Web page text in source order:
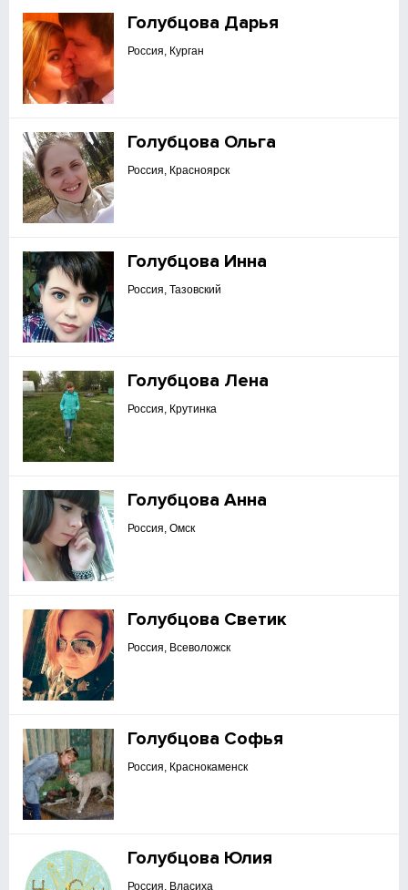
Голубцова Дарья
Россия, Курган
Голубцова Ольга
Россия, Красноярск
Голубцова Инна
Россия, Тазовский
Голубцова Лена
Россия, Крутинка
Голубцова Анна
Россия, Омск
Голубцова Светик
Россия, Всеволожск
Голубцова Софья
Россия, Краснокаменск
Голубцова Юлия
Россия, Власиха